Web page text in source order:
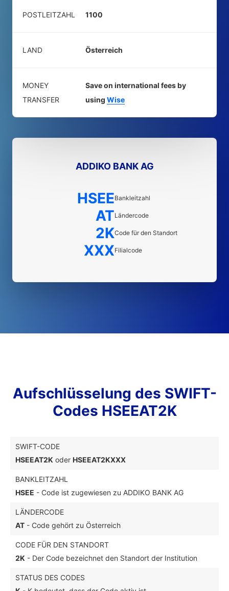
POSTLEITZAHL 1100
LAND Österreich
MONEY
TRANSFER
Save on international fees by
using Wise
ADDIKO BANK AG
HSEEBankleitzahl
ATLändercode
2KCode für den Standort
XXXFilialcode
Aufschlüsselung des SWIFT-
Codes HSEEAT2K
SWIFT-CODE
HSEEAT2K oder HSEEAT2KXXX
BANKLEITZAHL
HSEE - Code ist zugewiesen zu ADDIKO BANK AG
LÄNDERCODE
AT - Code gehört zu Österreich
CODE FÜR DEN STANDORT
2K - Der Code bezeichnet den Standort der Institution
STATUS DES CODES